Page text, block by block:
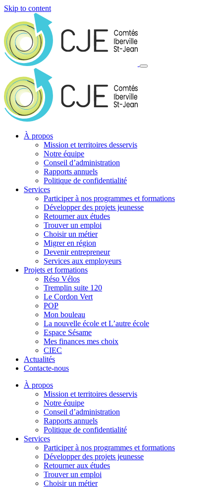
Skip to content
À propos
Mission et territoires desservis
Notre équipe
Conseil d’administration
Rapports annuels
Politique de confidentialité
Services
Participer à nos programmes et formations
Développer des projets jeunesse
Retourner aux études
Trouver un emploi
Choisir un métier
Migrer en région
Devenir entrepreneur
Services aux employeurs
Projets et formations
Réso Vélos
Tremplin suite 120
Le Cordon Vert
POP
Mon bouleau
La nouvelle école et L’autre école
Espace Sésame
Mes finances mes choix
CIEC
Actualités
Contacte-nous
À propos
Mission et territoires desservis
Notre équipe
Conseil d’administration
Rapports annuels
Politique de confidentialité
Services
Participer à nos programmes et formations
Développer des projets jeunesse
Retourner aux études
Trouver un emploi
Choisir un métier